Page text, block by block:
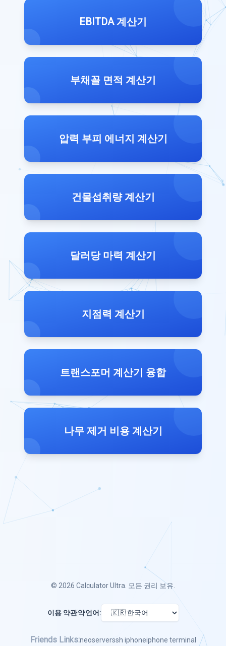
EBITDA 계산기
부채꼴 면적 계산기
압력 부피 에너지 계산기
건물섭취량 계산기
달러당 마력 계산기
지점력 계산기
트랜스포머 계산기 융합
나무 제거 비용 계산기
© 2026 Calculator Ultra . 모든 권리 보유.
이용 약관약언어:
Friends Links:neoserverssh iphoneiphone terminal